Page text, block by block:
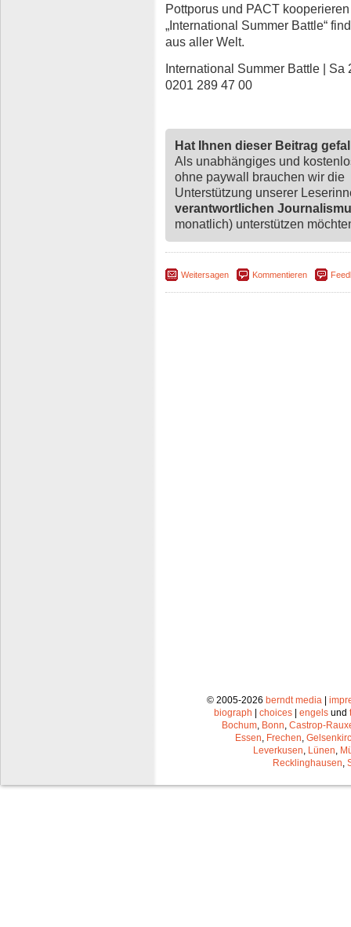
Pottporus und PACT
„International Summer Battle“
aus aller Welt.
International Summer Battle |
0201 289 47 00
Hat Ihnen dieser Beitrag
Als unabhängiges und
ohne paywall brauchen wir die
Unterstützung unserer
verantwortlichen
monatlich) unterstützen
Weitersagen Kommentieren
© 2005-2026 berndt media|
biograph
choices engels und
Bochum, Bonn, Castrop-
Essen, Frechen,
Leverkusen, Lünen,
Recklinghausen,